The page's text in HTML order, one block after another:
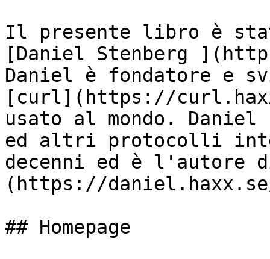
Il presente libro è
[Daniel Stenberg
Daniel è fondatore e
[curl](https://
usato al mondo. Daniel
ed altri protocolli
decenni ed è l'autore
(https://
## Homepage